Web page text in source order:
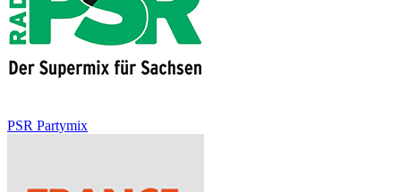
PSR Partymix